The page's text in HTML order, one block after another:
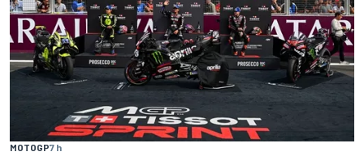
MOTOGP7 h